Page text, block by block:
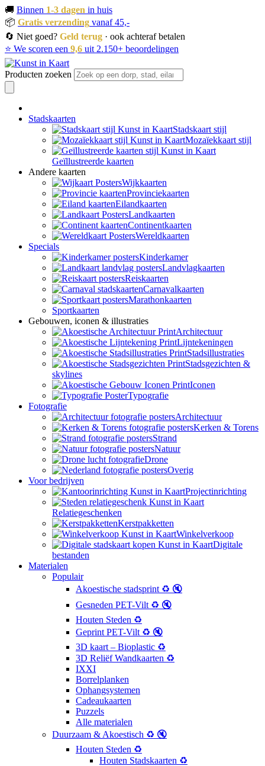
🚚 Binnen 1-3 dagen in huis
📦 Gratis verzending vanaf 45,-
🔄 Niet goed? Geld terug · ook achteraf betalen
⭐ We scoren een 9,6 uit 2.150+ beoordelingen
Producten zoeken
Stadskaarten
Stadskaart stijl
Mozaïekkaart stijl
Geïllustreerde kaarten
Andere kaarten
Wijkkaarten
Provinciekaarten
Eilandkaarten
Landkaarten
Continentkaarten
Wereldkaarten
Specials
Kinderkamer
Landvlagkaarten
Reiskaarten
Carnavalkaarten
Marathonkaarten
Sportkaarten
Gebouwen, iconen & illustraties
Architectuur
Lijntekeningen
Stadsillustraties
Stadsgezichten &
skylines
Iconen
Typografie
Fotografie
Architectuur
Kerken & Torens
Strand
Natuur
Drone
Overig
Voor bedrijven
Projectinrichting
Relatiegeschenken
Kerstpakketten
Winkelverkoop
Digitale
bestanden
Materialen
Populair
Akoestische stadsprint ♻️ 🔇
Gesneden PET-Vilt ♻️ 🔇
Houten Steden ♻️
Geprint PET-Vilt ♻️ 🔇
3D kaart – Bioplastic ♻️
3D Reliëf Wandkaarten ♻️
IXXI
Borrelplanken
Ophangsystemen
Cadeaukaarten
Puzzels
Alle materialen
Duurzaam & Akoestisch ♻️ 🔇
Houten Steden ♻️
Houten Stadskaarten ♻️